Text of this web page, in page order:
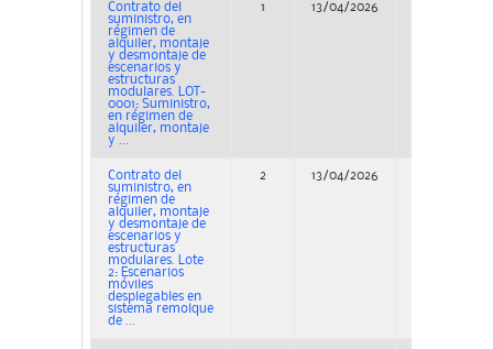
Contrato del
suministro, en
régimen de
alquiler, montaje
y desmontaje de
escenarios y
estructuras
modulares. LOT-
0001: Suministro,
en régimen de
alquiler, montaje
y ...
1 13/04/2026
Contrato del
suministro, en
régimen de
alquiler, montaje
y desmontaje de
escenarios y
estructuras
modulares. Lote
2: Escenarios
móviles
desplegables en
sistema remolque
de ...
2 13/04/2026